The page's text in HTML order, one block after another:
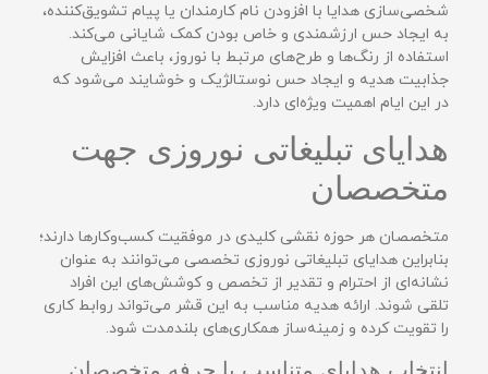
شخصی‌سازی هدایا با افزودن نام کارمندان یا پیام تشویق‌کننده،
به ایجاد حس ارزشمندی و خاص بودن کمک شایانی می‌کند.
استفاده از رنگ‌ها و طرح‌های مرتبط با نوروز، باعث افزایش
جذابیت هدیه و ایجاد حس نوستالژیک و خوشایند می‌شود که
در این ایام اهمیت ویژه‌ای دارد.
هدایای تبلیغاتی نوروزی جهت
متخصصان
متخصصان هر حوزه‌ نقشی کلیدی در موفقیت کسب‌وکارها دارند؛
بنابراین هدایای تبلیغاتی نوروزی تخصصی می‌توانند به عنوان
نشانه‌ای از احترام و تقدیر از تخصص و کوشش‌های این افراد
تلقی شوند. ارائه هدیه مناسب به این قشر می‌تواند روابط کاری
را تقویت کرده و زمینه‌ساز همکاری‌های بلندمدت شود.